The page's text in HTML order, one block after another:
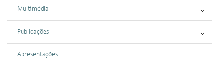
Multimédia
Publicações
Apresentações